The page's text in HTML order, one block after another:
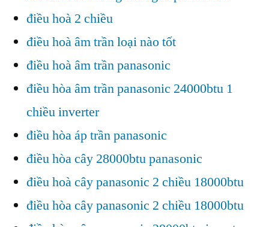
điều hoà 2 chiều
điều hoà âm trần loại nào tốt
điều hoà âm trần panasonic
điều hòa âm trần panasonic 24000btu 1
chiều inverter
điều hòa áp trần panasonic
điều hòa cây 28000btu panasonic
điều hoà cây panasonic 2 chiều 18000btu
điều hòa cây panasonic 2 chiều 18000btu